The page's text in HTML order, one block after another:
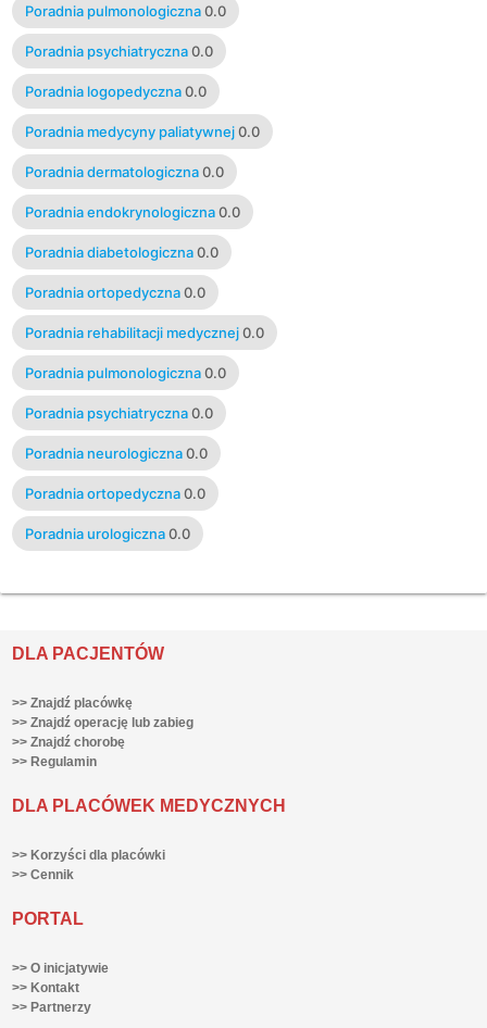
Poradnia pulmonologiczna 0.0
Poradnia psychiatryczna 0.0
Poradnia logopedyczna 0.0
Poradnia medycyny paliatywnej 0.0
Poradnia dermatologiczna 0.0
Poradnia endokrynologiczna 0.0
Poradnia diabetologiczna 0.0
Poradnia ortopedyczna 0.0
Poradnia rehabilitacji medycznej 0.0
Poradnia pulmonologiczna 0.0
Poradnia psychiatryczna 0.0
Poradnia neurologiczna 0.0
Poradnia ortopedyczna 0.0
Poradnia urologiczna 0.0
DLA PACJENTÓW
>> Znajdź placówkę
>> Znajdź operację lub zabieg
>> Znajdź chorobę
>> Regulamin
DLA PLACÓWEK MEDYCZNYCH
>> Korzyści dla placówki
>> Cennik
PORTAL
>> O inicjatywie
>> Kontakt
>> Partnerzy